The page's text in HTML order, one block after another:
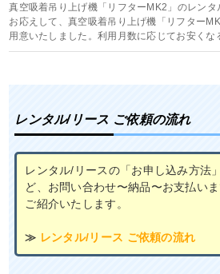
真空吸着吊り上げ機「リフターMK2」のレン
お応えして、真空吸着吊り上げ機「リフター
用意いたしました。利用月数に応じてお安くな
レンタル/リース ご依頼の流れ
レンタル/リースの「お申し込み方法
ど、お問い合わせ〜納品〜お支払い
ご紹介いたします。
≫ レンタル/リース ご依頼の流れ